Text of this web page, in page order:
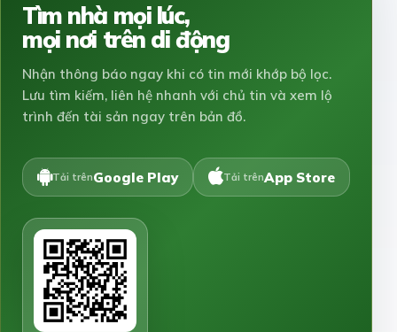
Tìm nhà mọi lúc,
mọi nơi trên di động
Nhận thông báo ngay khi có tin mới khớp bộ lọc.
Lưu tìm kiếm, liên hệ nhanh với chủ tin và xem lộ
trình đến tài sản ngay trên bản đồ.
Tải trênGoogle Play Tải trênApp Store